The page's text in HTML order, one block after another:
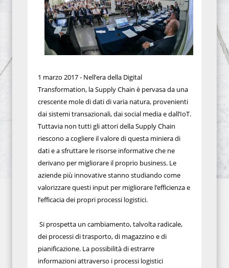
1 marzo 2017 - Nell’era della Digital
Transformation, la Supply Chain è pervasa da una
crescente mole di dati di varia natura, provenienti
dai sistemi transazionali, dai social media e dall’IoT.
Tuttavia non tutti gli attori della Supply Chain
riescono a cogliere il valore di questa miniera di
dati e a sfruttare le risorse informative che ne
derivano per migliorare il proprio business. Le
aziende più innovative stanno studiando come
valorizzare questi input per migliorare l’efficienza e
l’efficacia dei propri processi logistici.
Si prospetta un cambiamento, talvolta radicale,
dei processi di trasporto, di magazzino e di
pianificazione. La possibilità di estrarre
informazioni attraverso i processi logistici